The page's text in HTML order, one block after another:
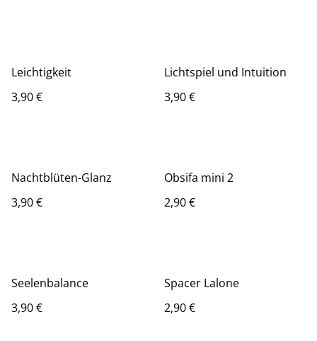
Leichtigkeit
3,90 €
Lichtspiel und Intuition
3,90 €
Nachtblüten-Glanz
3,90 €
Obsifa mini 2
2,90 €
Seelenbalance
3,90 €
Spacer Lalone
2,90 €